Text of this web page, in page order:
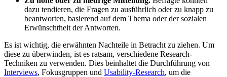
dazu tendieren, die Fragen zu ausführlich oder zu knapp zu
beantworten, basierend auf dem Thema oder der sozialen
Erwünschtheit der Antworten.
Es ist wichtig, die erwähnten Nachteile in Betracht zu ziehen. Um
diese zu überwinden, ist es ratsam, verschiedene Research-
Techniken zu verwenden. Dies beinhaltet die Durchführung von
Interviews, Fokusgruppen und Usability-Research, um die